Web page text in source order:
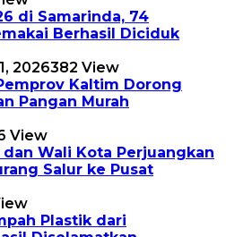
di Samarinda, 74
Berhasil Diciduk
2026382 View
Kaltim Dorong
Pangan Murah
View
Wali Kota Perjuangkan
Salur ke Pusat
Plastik dari